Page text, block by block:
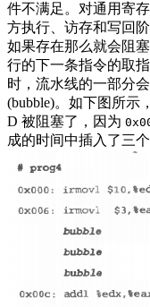
件不满足。对通用寄
方执行、访存和写回
如果存在那么就会阻
行的下一条指令的取
时，流水线的一部分
(bubble)。如下图所示
D 被阻塞了，因为
成的时间中插入了三